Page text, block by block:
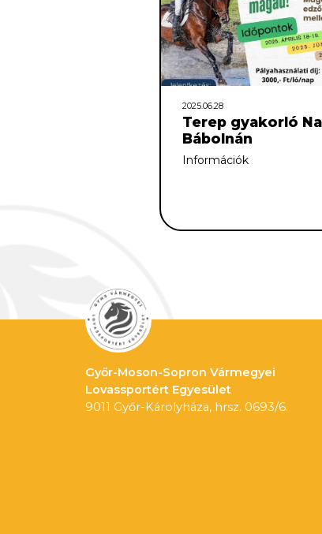
2025.06.28
Terep gyakorló
Bábolnán
Információk
Győr-Moson-Sopron Vármegyei
Lovassportért Egyesület
9011 Győr-Károlyháza, hrsz. 0693/6.